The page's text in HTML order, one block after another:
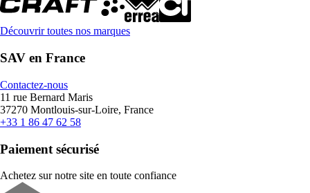
Découvrir toutes nos marques
SAV en France
Contactez-nous
11 rue Bernard Maris
37270 Montlouis-sur-Loire, France
+33 1 86 47 62 58
Paiement sécurisé
Achetez sur notre site en toute confiance